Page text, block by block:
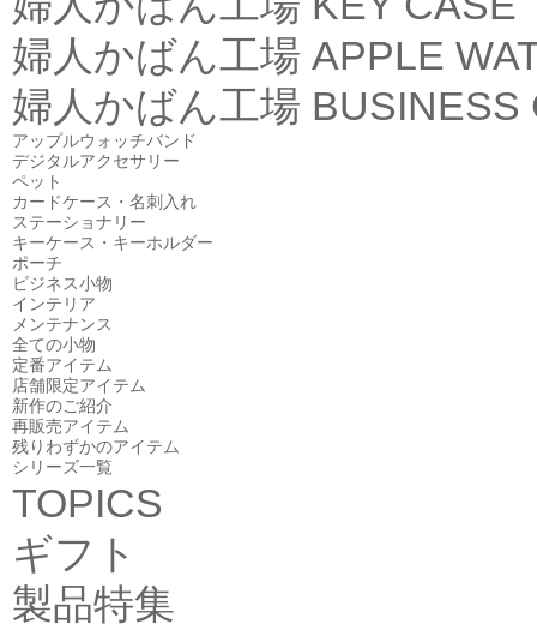
婦人かばん工場 APPLE
婦人かばん工場 BUSINESS
アップルウォッチバンド
デジタルアクセサリー
ペット
カードケース・名刺入れ
ステーショナリー
キーケース・キーホルダー
ポーチ
ビジネス小物
インテリア
メンテナンス
全ての小物
定番アイテム
店舗限定アイテム
新作のご紹介
再販売アイテム
残りわずかのアイテム
シリーズ一覧
TOPICS
ギフト
製品特集